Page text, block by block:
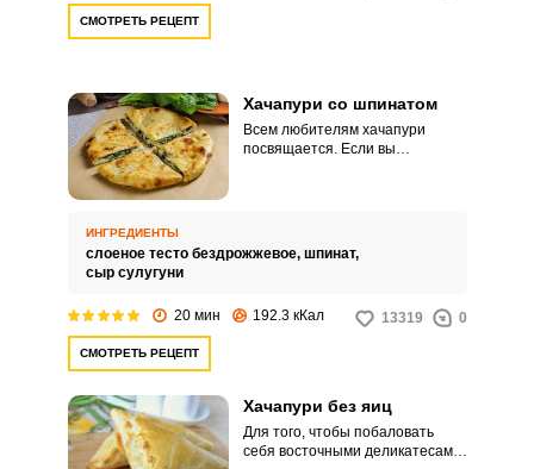
СМОТРЕТЬ РЕЦЕПТ
Хачапури со шпинатом
Всем любителям хачапури
посвящается. Если вы
ИНГРЕДИЕНТЫ
слоеное тесто бездрожжевое, шпинат,
сыр сулугуни
20 мин 192.3 кКал 13319 0
СМОТРЕТЬ РЕЦЕПТ
Хачапури без яиц
Для того, чтобы побаловать
себя восточными деликатесами,